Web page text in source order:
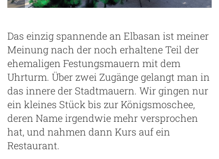
Das einzig spannende an Elbasan ist meiner
Meinung nach der noch erhaltene Teil der
ehemaligen Festungsmauern mit dem
Uhrturm. Über zwei Zugänge gelangt man in
das innere der Stadtmauern. Wir gingen nur
ein kleines Stück bis zur Königsmoschee,
deren Name irgendwie mehr versprochen
hat, und nahmen dann Kurs auf ein
Restaurant.